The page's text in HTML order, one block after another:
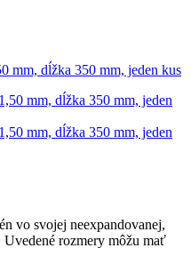
mm, dĺžka 350 mm, jeden kus
vo svojej neexpandovanej,
rozmery môžu mať